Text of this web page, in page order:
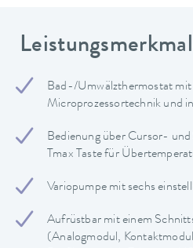
Bad-/Umwälzthermostat mit
Microprozessortechnik und
Bedienung über Cursor-
Tmax Taste für
Variopumpe mit sechs
Aufrüstbar mit einem
(Analogmodul,